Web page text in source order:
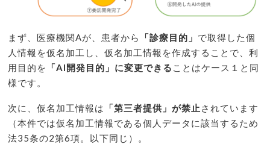
まず、医療機関Aが、患者から 「診療目的」 で取得した個
人情報を仮名加工し、仮名加工情報を作成することで、利
用目的を
「AI開発目的」に変更できる ことはケース１と同
様です。
次に、仮名加工情報は 「第三者提供」が禁止 されています
（本件では仮名加工情報である個人データに該当するため
法35条の2第6項。以下同じ）。